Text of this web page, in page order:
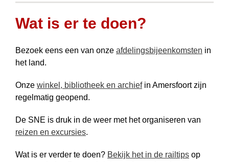
Wat is er te doen?
Bezoek eens een van onze afdelingsbijeenkomsten in
het land.
Onze winkel, bibliotheek en archiefin Amersfoort zijn
regelmatig geopend.
De SNE is druk in de weer met het organiseren van
reizen en excursies.
Wat is er verder te doen? Bekijk het in de railtips op